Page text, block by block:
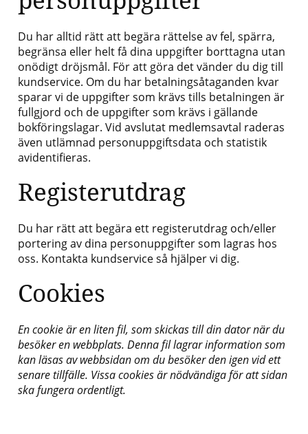
Du har alltid rätt att begära rättelse av fel, spärra,
begränsa eller helt få dina uppgifter borttagna utan
onödigt dröjsmål. För att göra det vänder du dig till
kundservice. Om du har betalningsåtaganden kvar
sparar vi de uppgifter som krävs tills betalningen är
fullgjord och de uppgifter som krävs i gällande
bokföringslagar. Vid avslutat medlemsavtal raderas
även utlämnad personuppgiftsdata och statistik
avidentifieras.
Registerutdrag
Du har rätt att begära ett registerutdrag och/eller
portering av dina personuppgifter som lagras hos
oss. Kontakta kundservice så hjälper vi dig.
Cookies
En cookie är en liten fil, som skickas till din dator när du
besöker en webbplats. Denna fil lagrar information som
kan läsas av webbsidan om du besöker den igen vid ett
senare tillfälle. Vissa cookies är nödvändiga för att sidan
ska fungera ordentligt.